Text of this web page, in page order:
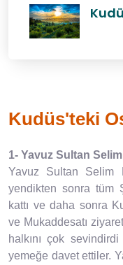
Kudüs'teki
1- Yavuz Sultan Selim
Yavuz Sultan Selim
yendikten sonra tüm
kattı ve daha sonra
ve Mukaddesatı
halkını çok
yemeğe davet ettiler.